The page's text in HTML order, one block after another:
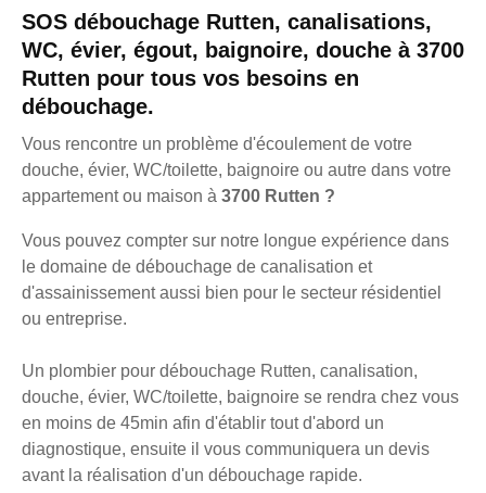
SOS débouchage Rutten, canalisations,
WC, évier, égout, baignoire, douche à 3700
Rutten pour tous vos besoins en
débouchage.
Vous rencontre un problème d'écoulement de votre
douche, évier, WC/toilette, baignoire ou autre dans votre
appartement ou maison à 3700 Rutten ?
Vous pouvez compter sur notre longue expérience dans
le domaine de débouchage de canalisation et
d'assainissement aussi bien pour le secteur résidentiel
ou entreprise.
Un plombier pour débouchage Rutten, canalisation,
douche, évier, WC/toilette, baignoire se rendra chez vous
en moins de 45min afin d'établir tout d'abord un
diagnostique, ensuite il vous communiquera un devis
avant la réalisation d'un débouchage rapide.